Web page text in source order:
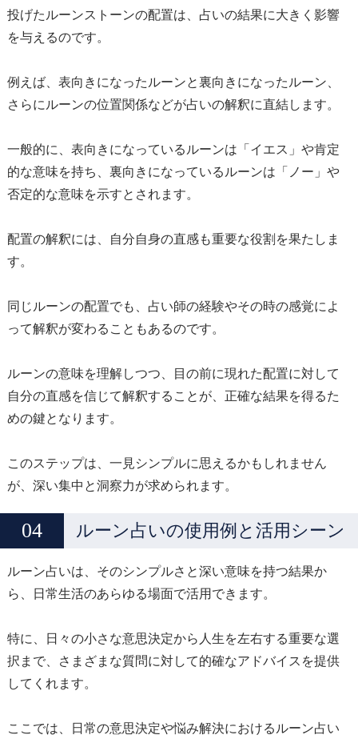
投げたルーンストーンの配置は、占いの結果に大きく影響
を与えるのです。
例えば、表向きになったルーンと裏向きになったルーン、
さらにルーンの位置関係などが占いの解釈に直結します。
一般的に、表向きになっているルーンは「イエス」や肯定
的な意味を持ち、裏向きになっているルーンは「ノー」や
否定的な意味を示すとされます。
配置の解釈には、自分自身の直感も重要な役割を果たしま
す。
同じルーンの配置でも、占い師の経験やその時の感覚によ
って解釈が変わることもあるのです。
ルーンの意味を理解しつつ、目の前に現れた配置に対して
自分の直感を信じて解釈することが、正確な結果を得るた
めの鍵となります。
このステップは、一見シンプルに思えるかもしれません
が、深い集中と洞察力が求められます。
ルーン占いの使用例と活用シーン
ルーン占いは、そのシンプルさと深い意味を持つ結果か
ら、日常生活のあらゆる場面で活用できます。
特に、日々の小さな意思決定から人生を左右する重要な選
択まで、さまざまな質問に対して的確なアドバイスを提供
してくれます。
ここでは、日常の意思決定や悩み解決におけるルーン占い